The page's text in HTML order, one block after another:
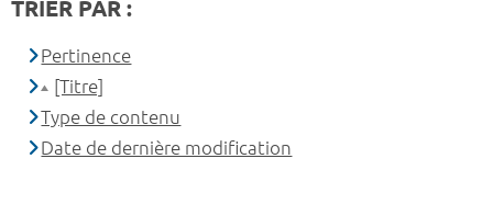
TRIER PAR :
Pertinence
[Titre]
Type de contenu
Date de dernière modification